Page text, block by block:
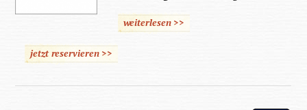
weiterlesen >>
jetzt reservieren >>